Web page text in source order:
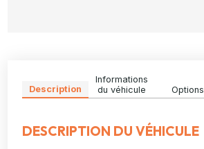
Description
Informations
du véhicule
Options
DESCRIPTION DU VÉHICULE